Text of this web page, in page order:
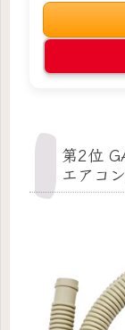
第2位
エアコ